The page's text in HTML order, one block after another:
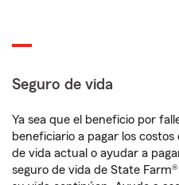
Seguro de vida
Ya sea que el beneficio por
beneficiario a pagar los
de vida actual o ayudar a
seguro de vida de State